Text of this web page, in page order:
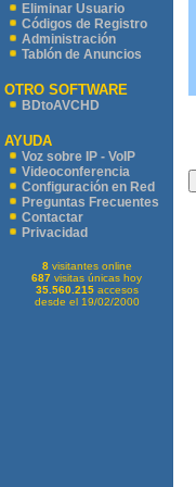
Eliminar Usuario
Códigos de Registro
Administración
Tablón de Anuncios
OTRO SOFTWARE
BDtoAVCHD
AYUDA
Voz sobre IP - VoIP
Videoconferencia
Configuración en Red
Preguntas Frecuentes
Contactar
Privacidad
8visitantes online
687 visitas únicas hoy
35.560.215accesos
desde el 19/02/2000